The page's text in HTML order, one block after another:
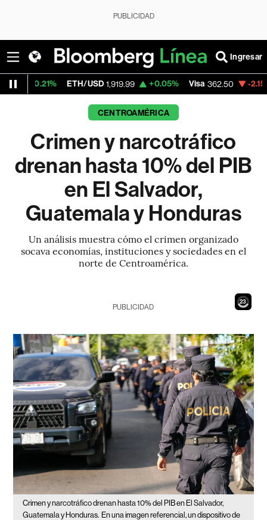
PUBLICIDAD
Ingresar
ETH/USD 1,919.99 +0.05% Visa 362.50 -2.15%
CENTROAMÉRICA
Crimen y narcotráfico
drenan hasta 10% del PIB
en El Salvador,
Guatemala y Honduras
Un análisis muestra cómo el crimen organizado
socava economías, instituciones y sociedades en el
norte de Centroamérica.
21
PUBLICIDAD
Crimen y narcotráfico drenan hasta 10% del PIB en El Salvador,
Guatemala y Honduras. En una imagen referencial, un dispositivo de